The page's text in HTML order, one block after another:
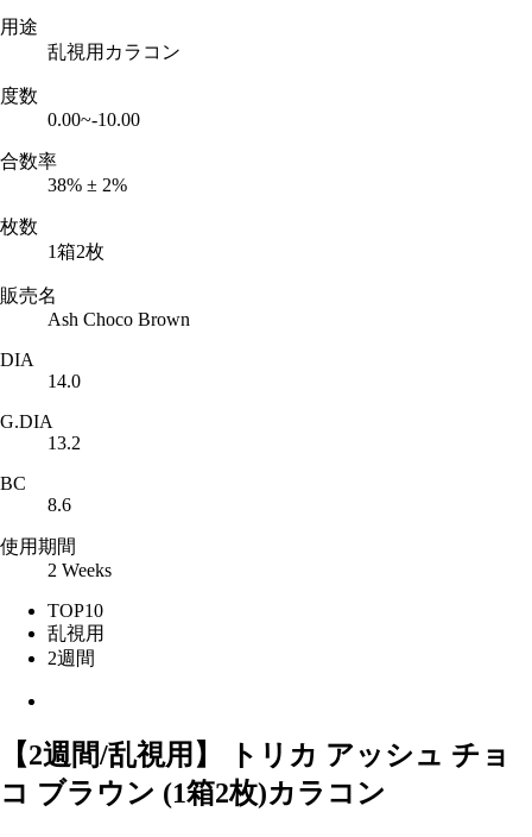
用途
乱視用カラコン
度数
0.00~-10.00
合数率
38% ± 2%
枚数
1箱2枚
販売名
Ash Choco Brown
DIA
14.0
G.DIA
13.2
BC
8.6
使用期間
2 Weeks
TOP10
乱視用
2週間
【2週間/乱視用】 トリカ アッシュ チョ
コ ブラウン (1箱2枚)カラコン